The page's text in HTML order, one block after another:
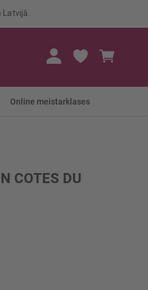
Latvijā
Online meistarklases
COTES DU